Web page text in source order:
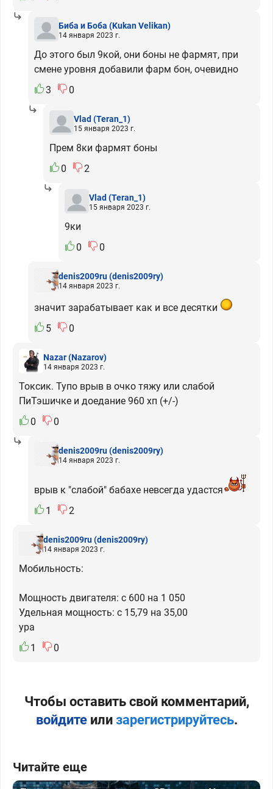
Биба и Боба (Kukan Velikan)
14 января 2023 г.
До этого был 9кой, они боны не фармят, при
смене уровня добавили фарм бон, очевидно
3
0
Vlad(Teran_1)
15 января 2023 г.
Прем 8ки фармят боны
0
2
Vlad(Teran_1)
15 января 2023 г.
9ки
0
0
denis2009ru(denis2009ry)
14 января 2023 г.
значит зарабатывает как и все десятки
5
0
Nazar(Nazarov)
14 января 2023 г.
Токсик. Тупо врыв в очко тяжу или слабой
ПиТэшичке и доедание 960 хп (+/-)
0
0
denis2009ru(denis2009ry)
14 января 2023 г.
врыв к "слабой" бабахе невсегда удастся
1
2
denis2009ru(denis2009ry)
14 января 2023 г.
Мобильность:
Мощность двигателя: c 600 на 1 050
Удельная мощность: c 15,79 на 35,00
ура
1
0
Чтобы оставить свой комментарий,
войдитеили зарегистрируйтесь.
Читайте еще